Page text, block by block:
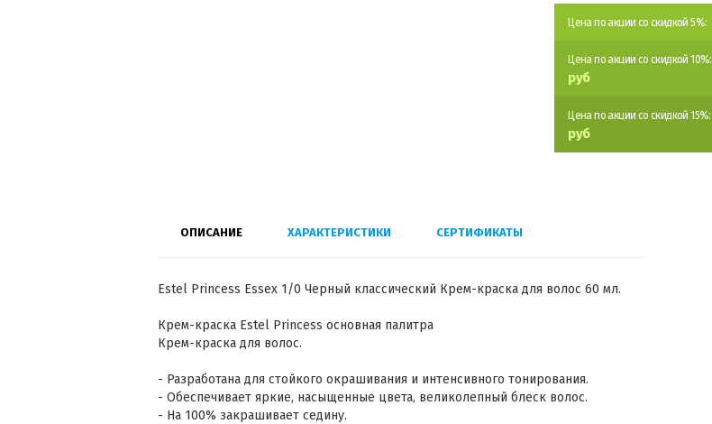
Цена по акции со скидкой 5%:
Цена по акции со скидкой 10%:
руб
Цена по акции со скидкой 15%:
руб
ОПИСАНИЕ ХАРАКТЕРИСТИКИ СЕРТИФИКАТЫ
Estel Princess Essex 1/0 Черный классический Крем-краска для волос 60 мл.
Крем-краска Estel Princess основная палитра
Крем-краска для волос.
- Разработана для стойкого окрашивания и интенсивного тонирования.
- Обеспечивает яркие, насыщенные цвета, великолепный блеск волос.
- На 100% закрашивает седину.